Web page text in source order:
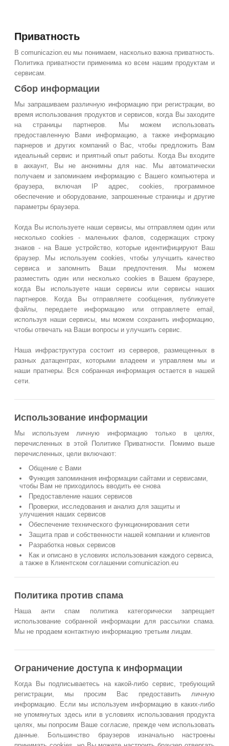
Приватность
В comunicazion.eu мы понимаем, насколько важна приватность.
Политика приватности применима ко всем нашим продуктам и
сервисам.
Сбор информации
Мы запрашиваем различную информацию при регистрации, во
время использования продуктов и сервисов, когда Вы заходите
на страницы партнеров. Мы можем использовать
предоставленную Вами информацию, а также информацию
парнеров и других компаний о Вас, чтобы предложить Вам
идеальный сервис и приятный опыт работы. Когда Вы входите
в аккаунт, Вы не анонимны для нас. Мы автоматически
получаем и запоминаем информацию с Вашего компьютера и
браузера, включая IP адрес, cookies, программное
обеспечение и оборудование, запрошенные страницы и другие
параметры браузера.
Когда Вы используете наши сервисы, мы отправляем один или
несколько cookies - маленьких фалов, содержащих строку
знаков - на Ваше устройство, которые идентифицируют Ваш
браузер. Мы используем cookies, чтобы улучшить качество
сервиса и запомнить Ваши предпочтения. Мы можем
разместить один или несколько cookies в Вашем браузере,
когда Вы используете наши сервисы или сервисы наших
партнеров. Когда Вы отправляете сообщения, публикуете
файлы, передаете информацию или отправляете email,
используя наши сервисы, мы можем сохранить информацию,
чтобы отвечать на Ваши вопросы и улучшить сервис.
Наша инфраструктура состоит из серверов, размещенных в
разных датацентрах, которыми владеем и управляем мы и
наши пратнеры. Вся собранная информация остается в нашей
сети.
Использование информации
Мы используем личную информацию только в целях,
перечисленных в этой Политике Приватности. Помимо выше
перечисленных, цели включают:
Общение с Вами
Функция запоминания информации сайтами и сервисами,
чтобы Вам не приходилось вводить ее снова
Предоставление наших сервисов
Проверки, исследования и анализ для защиты и
улучшения наших сервисов
Обеспечение технического функционирования сети
Защита прав и собственности нашей компании и клиентов
Разработка новых сервисов
Как и описано в условиях использования каждого сервиса,
а также в Клиентском соглашении comunicazion.eu
Политика против спама
Наша анти спам политика категорически запрещает
использование собранной информации для рассылки спама.
Мы не продаем контактную информацию третьим лицам.
Ограничение доступа к информации
Когда Вы подписываетесь на какой-либо сервис, требующий
регистрации, мы просим Вас предоставить личную
информацию. Если мы используем информацию в каких-либо
не упомянутых здесь или в условиях использования продукта
целях, мы попросим Ваше согласие, прежде чем использовать
данные. Большинство браузеров изначально настроены